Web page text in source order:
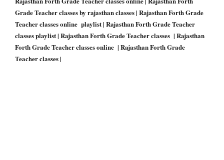
Grade Teacher classes by rajasthan classes | Rajasthan Forth Grade
Teacher classes online playlist | Rajasthan Forth Grade Teacher
classes playlist | Rajasthan Forth Grade Teacher classes | Rajasthan
Forth Grade Teacher classes online | Rajasthan Forth Grade
Teacher classes |